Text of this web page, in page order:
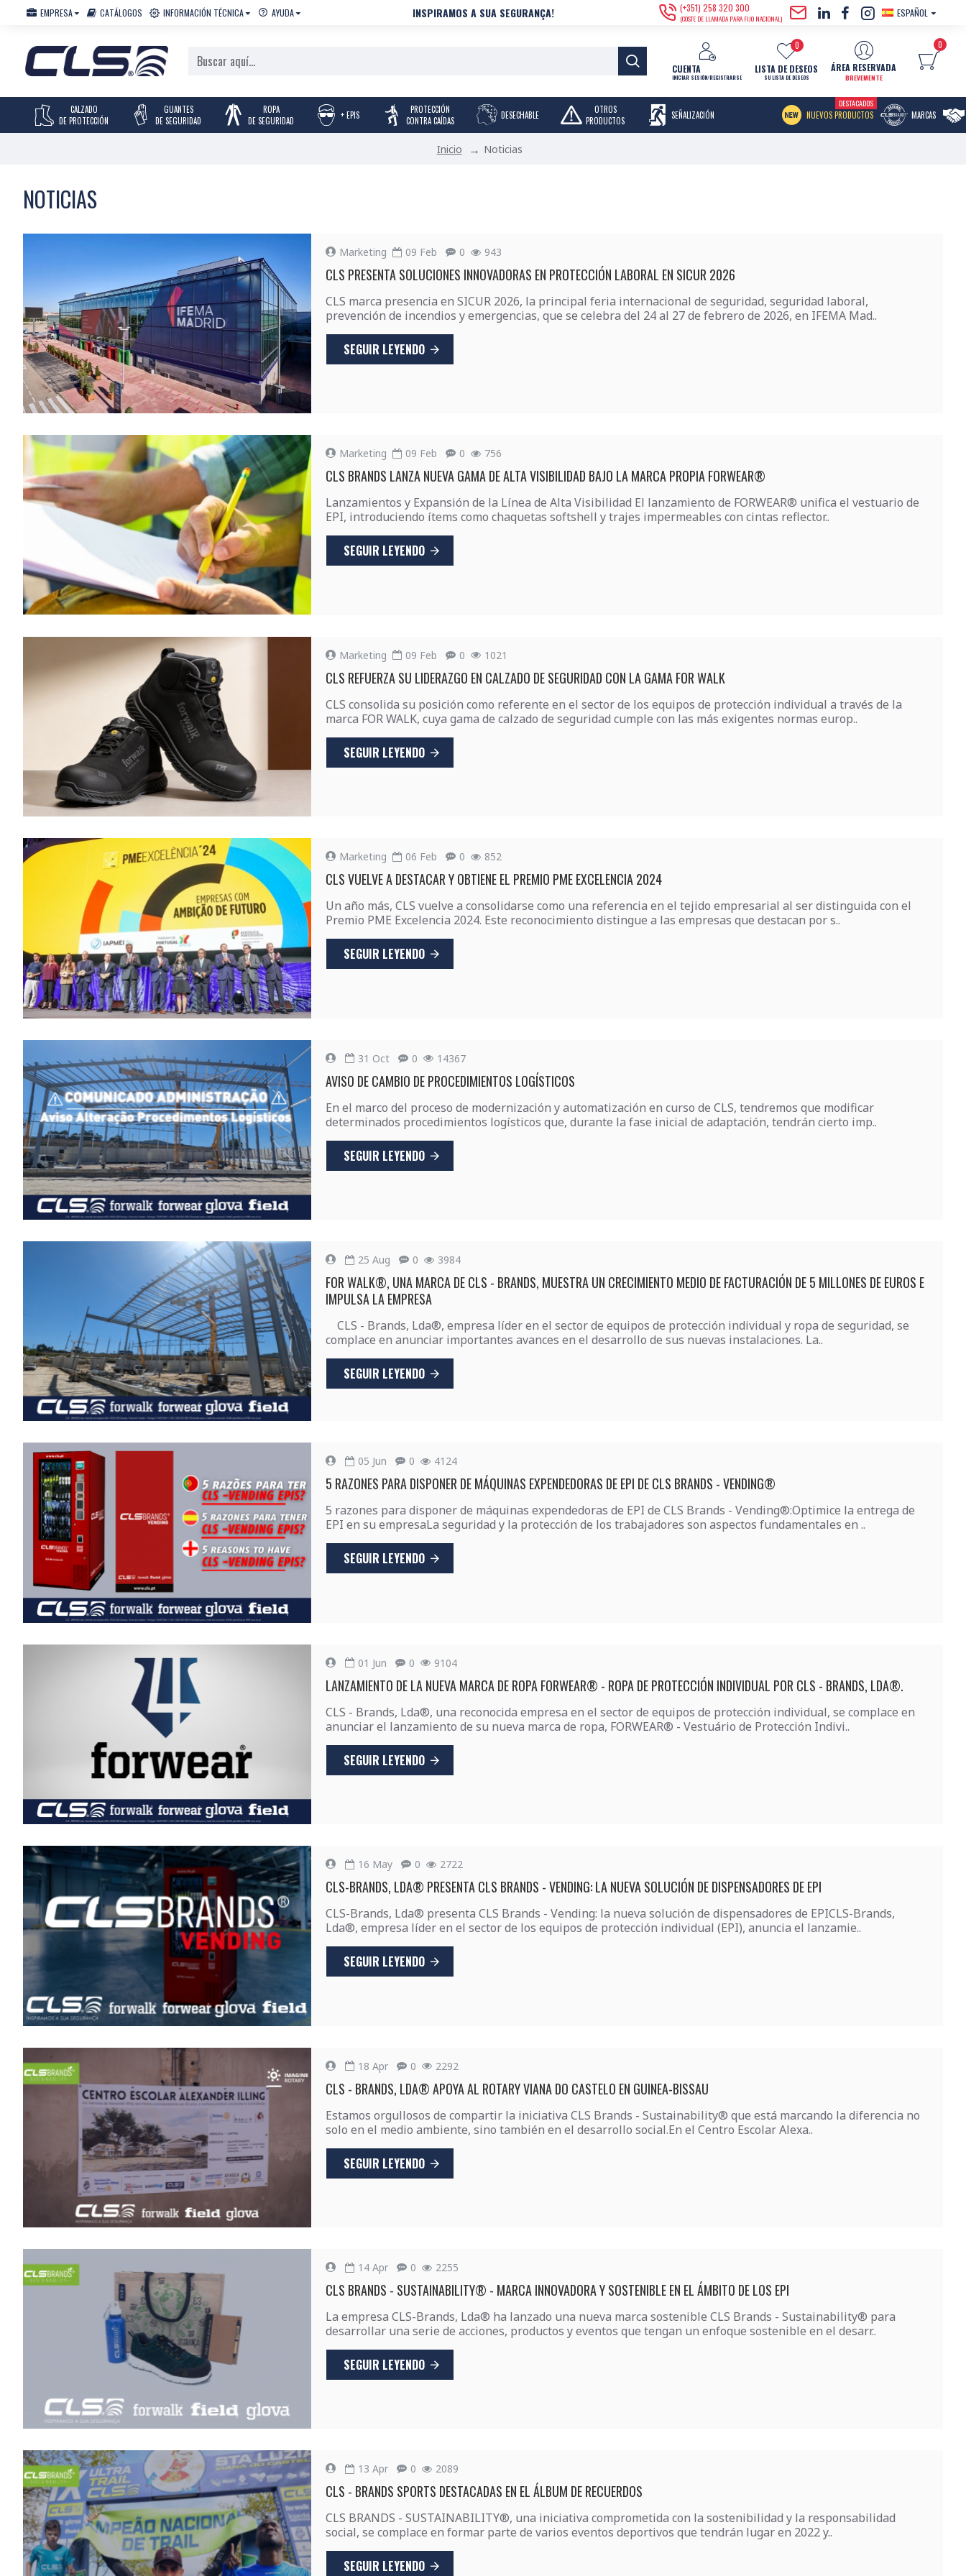
EMPRESA CATÁLOGOS INFORMACIÓN TÉCNICA AYUDA INSPIRAMOS A SUA SEGURANÇA! (+351) 258 320 300
(COSTE DE LLAMADA PARA FIJO NACIONAL)
ESPAÑOL
CUENTA
INICIAR SESIÓN/REGISTRARSE
LISTA DE DESEOS
SU LISTA DE DESEOS
0
ÁREA RESERVADA
BREVEMENTE
0
CALZADO
DE PROTECCIÓN
GUANTES
DE SEGURIDAD
ROPA
DE SEGURIDAD
+ EPIS
PROTECCIÓN
CONTRA CAÍDAS
DESECHABLE
OTROS
PRODUCTOS
SEÑALIZACIÓN NUEVOS PRODUCTOS
DESTACADOS
MARCAS
Inicio Noticias
NOTICIAS
Marketing 09 Feb 0 943
CLS PRESENTA SOLUCIONES INNOVADORAS EN PROTECCIÓN LABORAL EN SICUR 2026
CLS marca presencia en SICUR 2026, la principal feria internacional de seguridad, seguridad laboral,
prevención de incendios y emergencias, que se celebra del 24 al 27 de febrero de 2026, en IFEMA Mad..
SEGUIR LEYENDO
Marketing 09 Feb 0 756
CLS BRANDS LANZA NUEVA GAMA DE ALTA VISIBILIDAD BAJO LA MARCA PROPIA FORWEAR®
Lanzamientos y Expansión de la Línea de Alta Visibilidad El lanzamiento de FORWEAR® unifica el vestuario de
EPI, introduciendo ítems como chaquetas softshell y trajes impermeables con cintas reflector..
SEGUIR LEYENDO
Marketing 09 Feb 0 1021
CLS REFUERZA SU LIDERAZGO EN CALZADO DE SEGURIDAD CON LA GAMA FOR WALK
CLS consolida su posición como referente en el sector de los equipos de protección individual a través de la
marca FOR WALK, cuya gama de calzado de seguridad cumple con las más exigentes normas europ..
SEGUIR LEYENDO
Marketing 06 Feb 0 852
CLS VUELVE A DESTACAR Y OBTIENE EL PREMIO PME EXCELENCIA 2024
Un año más, CLS vuelve a consolidarse como una referencia en el tejido empresarial al ser distinguida con el
Premio PME Excelencia 2024. Este reconocimiento distingue a las empresas que destacan por s..
SEGUIR LEYENDO
31 Oct 0 14367
AVISO DE CAMBIO DE PROCEDIMIENTOS LOGÍSTICOS
En el marco del proceso de modernización y automatización en curso de CLS, tendremos que modificar
determinados procedimientos logísticos que, durante la fase inicial de adaptación, tendrán cierto imp..
SEGUIR LEYENDO
25 Aug 0 3984
FOR WALK®, UNA MARCA DE CLS - BRANDS, MUESTRA UN CRECIMIENTO MEDIO DE FACTURACIÓN DE 5 MILLONES DE EUROS E
IMPULSA LA EMPRESA
CLS - Brands, Lda®, empresa líder en el sector de equipos de protección individual y ropa de seguridad, se
complace en anunciar importantes avances en el desarrollo de sus nuevas instalaciones. La..
SEGUIR LEYENDO
05 Jun 0 4124
5 RAZONES PARA DISPONER DE MÁQUINAS EXPENDEDORAS DE EPI DE CLS BRANDS - VENDING®
5 razones para disponer de máquinas expendedoras de EPI de CLS Brands - Vending®:Optimice la entrega de
EPI en su empresaLa seguridad y la protección de los trabajadores son aspectos fundamentales en ..
SEGUIR LEYENDO
01 Jun 0 9104
LANZAMIENTO DE LA NUEVA MARCA DE ROPA FORWEAR® - ROPA DE PROTECCIÓN INDIVIDUAL POR CLS - BRANDS, LDA®.
CLS - Brands, Lda®, una reconocida empresa en el sector de equipos de protección individual, se complace en
anunciar el lanzamiento de su nueva marca de ropa, FORWEAR® - Vestuário de Protección Indivi..
SEGUIR LEYENDO
16 May 0 2722
CLS-BRANDS, LDA® PRESENTA CLS BRANDS - VENDING: LA NUEVA SOLUCIÓN DE DISPENSADORES DE EPI
CLS-Brands, Lda® presenta CLS Brands - Vending: la nueva solución de dispensadores de EPICLS-Brands,
Lda®, empresa líder en el sector de los equipos de protección individual (EPI), anuncia el lanzamie..
SEGUIR LEYENDO
18 Apr 0 2292
CLS - BRANDS, LDA® APOYA AL ROTARY VIANA DO CASTELO EN GUINEA-BISSAU
Estamos orgullosos de compartir la iniciativa CLS Brands - Sustainability® que está marcando la diferencia no
solo en el medio ambiente, sino también en el desarrollo social.En el Centro Escolar Alexa..
SEGUIR LEYENDO
14 Apr 0 2255
CLS BRANDS - SUSTAINABILITY® - MARCA INNOVADORA Y SOSTENIBLE EN EL ÁMBITO DE LOS EPI
La empresa CLS-Brands, Lda® ha lanzado una nueva marca sostenible CLS Brands - Sustainability® para
desarrollar una serie de acciones, productos y eventos que tengan un enfoque sostenible en el desarr..
SEGUIR LEYENDO
13 Apr 0 2089
CLS - BRANDS SPORTS DESTACADAS EN EL ÁLBUM DE RECUERDOS
CLS BRANDS - SUSTAINABILITY®, una iniciativa comprometida con la sostenibilidad y la responsabilidad
social, se complace en formar parte de varios eventos deportivos que tendrán lugar en 2022 y..
SEGUIR LEYENDO